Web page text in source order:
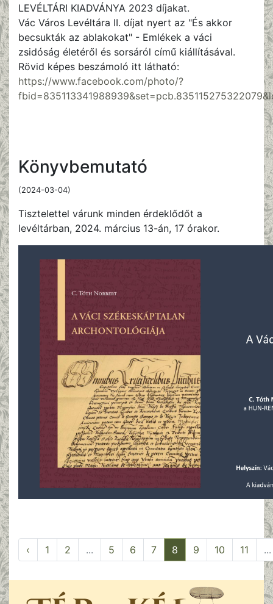
LEVÉLTÁRI KIADVÁNYA 2023 díjakat.
Vác Város Levéltára II. díjat nyert az "És akkor
becsukták az ablakokat" - Emlékek a váci
zsidóság életéről és sorsáról című kiállításával.
Rövid képes beszámoló itt látható:
https://www.facebook.com/photo/?
Könyvbemutató
(2024-03-04)
Tisztelettel várunk minden érdeklődőt a
levéltárban, 2024. március 13-án, 17 órakor.
‹ 1 2 ... 5 6 7 8 9 10 11 ...